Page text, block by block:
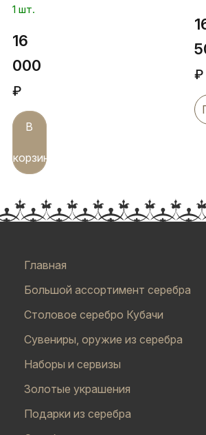
1 шт.
16
000
₽
В
корзину
₽
Главная
Большой ассортимент серебра
Столовое серебро Кубачи
Сувениры, оружие из серебра
Наборы и сервизы
Золотые украшения
Подарки из серебра